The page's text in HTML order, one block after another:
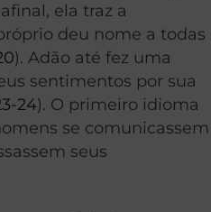
ela traz a
deu nome a todas
). Adão até fez uma
sentimentos por sua
24). O primeiro idioma
se comunicassem
seus